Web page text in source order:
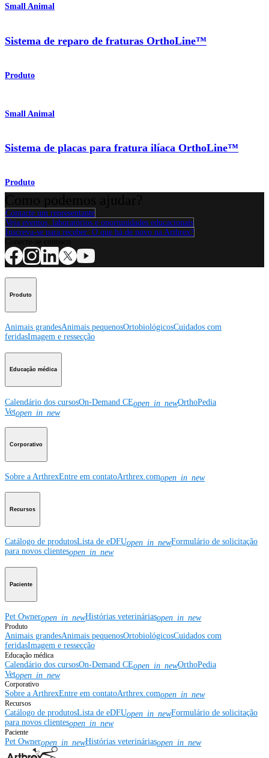
Small Animal
Sistema de reparo de fraturas OrthoLine™
Produto
Small Animal
Sistema de placas para fratura ilíaca OrthoLine™
Produto
Contacte um representante
Veja eventos, laboratórios e oportunidades educacionais
Inscreva-se para receber: O que há de novo na Arthrex?
Produto
Animais grandesAnimais pequenosOrtobiológicosCuidados com
feridasImagem e ressecção
Educação médica
Calendário dos cursosOn-Demand CEopen_in_newOrthoPedia
Vetopen_in_new
Corporativo
Sobre a ArthrexEntre em contatoArthrex.comopen_in_new
Recursos
Catálogo de produtosLista de eDFUopen_in_newFormulário de solicitação
para novos clientesopen_in_new
Paciente
Pet Owneropen_in_newHistórias veterináriasopen_in_new
Produto
Animais grandesAnimais pequenosOrtobiológicosCuidados com
feridasImagem e ressecção
Educação médica
Calendário dos cursosOn-Demand CEopen_in_newOrthoPedia
Vetopen_in_new
Corporativo
Sobre a ArthrexEntre em contatoArthrex.comopen_in_new
Recursos
Catálogo de produtosLista de eDFUopen_in_newFormulário de solicitação
para novos clientesopen_in_new
Paciente
Pet Owneropen_in_newHistórias veterináriasopen_in_new